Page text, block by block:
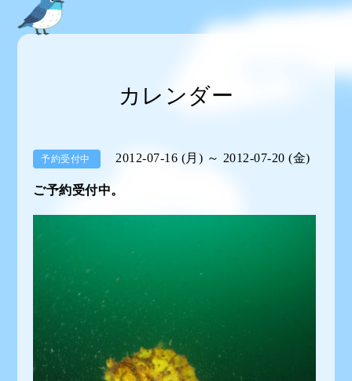
カレンダー
予約受付中 2012-07-16 (月) ～ 2012-07-20 (金)
ご予約受付中。